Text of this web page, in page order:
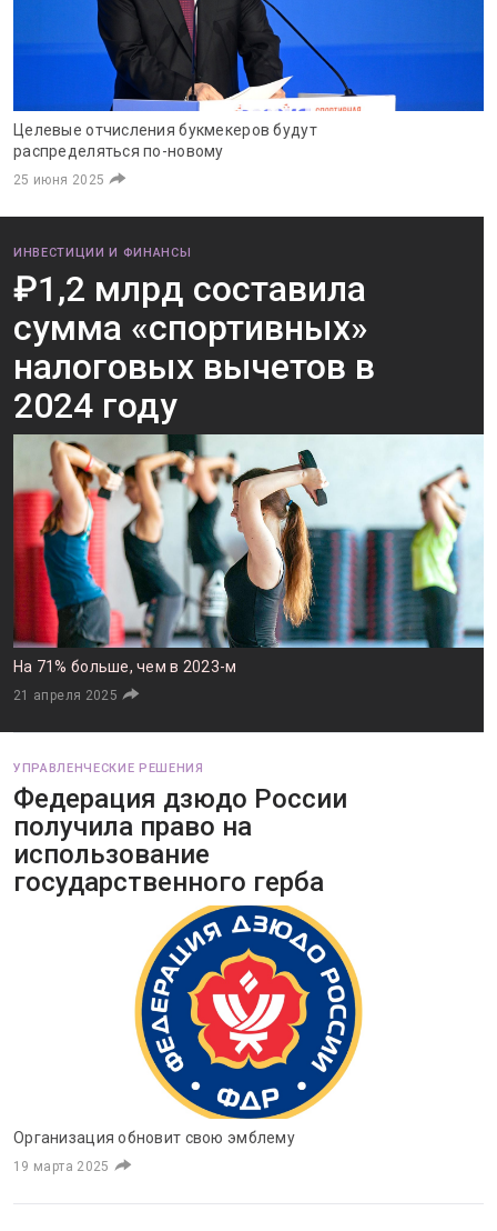
Целевые отчисления букмекеров будут
распределяться по-новому
25 июня 2025
ИНВЕСТИЦИИ И ФИНАНСЫ
₽1,2 млрд составила
сумма «спортивных»
налоговых вычетов в
2024 году
На 71% больше, чем в 2023-м
21 апреля 2025
УПРАВЛЕНЧЕСКИЕ РЕШЕНИЯ
Федерация дзюдо России
получила право на
использование
государственного герба
Организация обновит свою эмблему
19 марта 2025